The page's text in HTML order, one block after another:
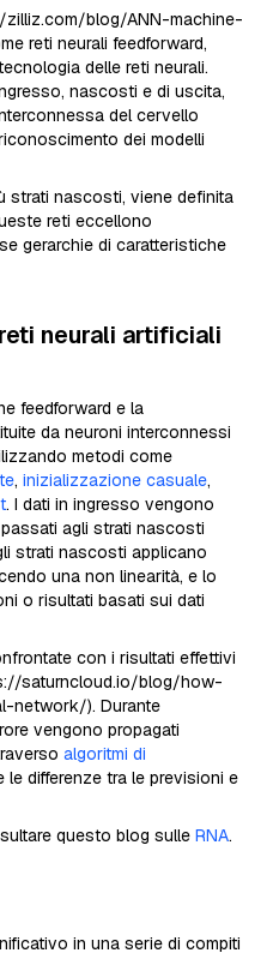
zilliz.com/blog/ANN-machine-
reti neurali feedforward,
delle reti neurali.
nascosti e di uscita,
del cervello
dei modelli
strati nascosti, viene definita
reti eccellono
gerarchie di caratteristiche
neurali artificiali
feedforward e la
da neuroni interconnessi
metodi come
, inizializzazione casuale,
. I dati in ingresso vengono
agli strati nascosti
strati nascosti applicano
una non linearità, e lo
o risultati basati sui dati
con i risultati effettivi
saturncloud.io/blog/how-
network/). Durante
vengono propagati
algoritmi di
le differenze tra le previsioni e
questo blog sulle RNA.
in una serie di compiti